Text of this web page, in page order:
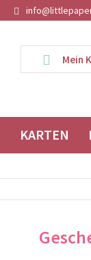
Mein
KARTEN